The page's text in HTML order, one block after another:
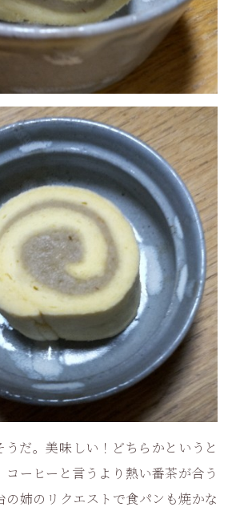
だ。美味しい！どちらかというと
ーヒーと言うより熱い番茶が合う
の姉のリクエストで食パンも焼かな